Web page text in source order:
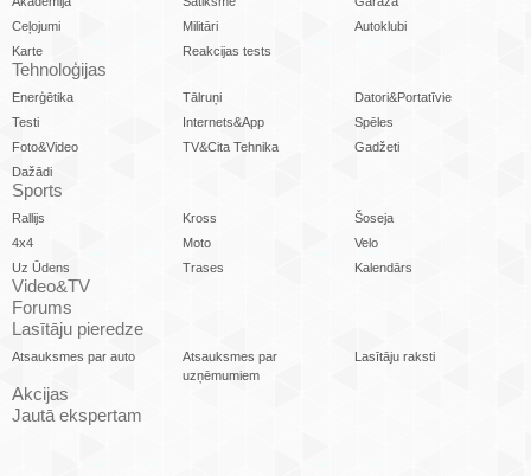
Ceļojumi
Militāri
Autoklubi
Karte
Reakcijas tests
Tehnoloģijas
Enerģētika Tālruņi
Datori&Portatīvie
Testi
Internets&App
Spēles
Foto&Video
TV&Cita Tehnika
Gadžeti
Dažādi
Sports
Rallijs Kross
Šoseja
4x4
Moto
Velo
Uz Ūdens
Trases Kalendārs
Video&TV
Forums
Lasītāju pieredze
Atsauksmes par auto
Atsauksmes par
uzņēmumiem
Lasītāju raksti
Akcijas
Jautā ekspertam